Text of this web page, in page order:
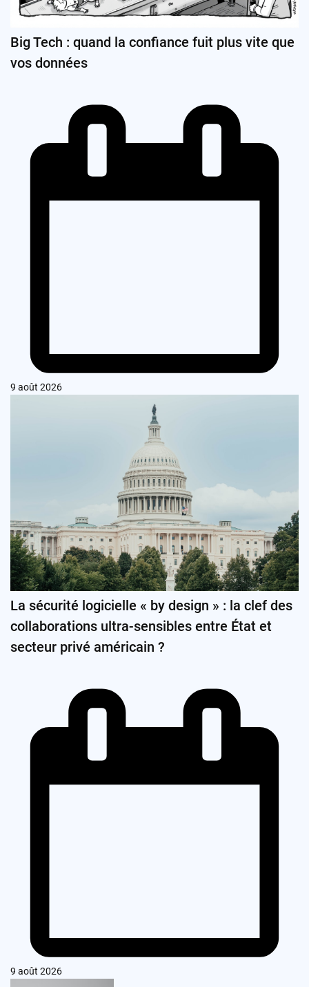
Big Tech : quand la confiance fuit plus vite que
vos données
9 août 2026
La sécurité logicielle « by design » : la clef des
collaborations ultra-sensibles entre État et
secteur privé américain ?
9 août 2026